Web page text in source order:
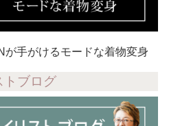
が手がけるモードな着物変身
トブログ